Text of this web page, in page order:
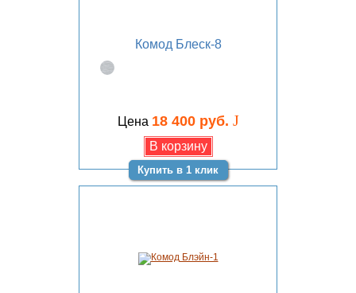
Комод Блеск-8
Цена 18 400 руб. J
Купить в 1 клик